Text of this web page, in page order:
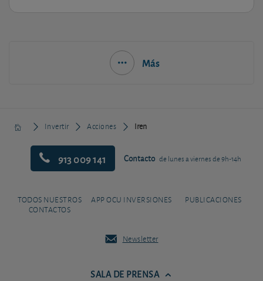
Más
Invertir Acciones Iren
913 009 141 Contacto de lunes a viernes de 9h-14h
TODOS NUESTROS
CONTACTOS
APP OCU INVERSIONES PUBLICACIONES
Newsletter
SALA DE PRENSA